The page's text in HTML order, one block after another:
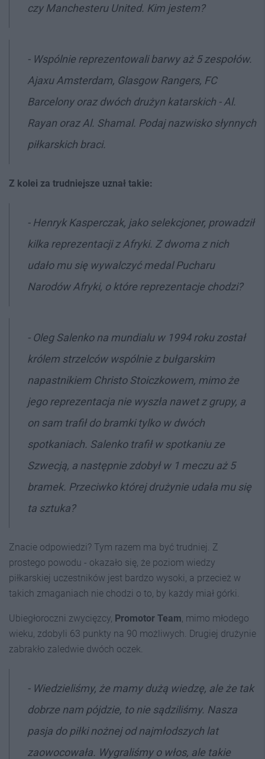
czy Manchesteru United. Kim jestem?
- Wspólnie reprezentowali barwy aż 5 zespołów.
Ajaxu Amsterdam, Glasgow Rangers, FC
Barcelony oraz dwóch drużyn katarskich - Al.
Rayan oraz Al. Shamal. Podaj nazwisko słynnych
piłkarskich braci.
Z kolei za trudniejsze uznał takie:
- Henryk Kasperczak, jako selekcjoner, prowadził
kilka reprezentacji z Afryki. Z dwoma z nich
udało mu się wywalczyć medal Pucharu
Narodów Afryki, o które reprezentacje chodzi?
- Oleg Salenko na mundialu w 1994 roku został
królem strzelców wspólnie z bułgarskim
napastnikiem Christo Stoiczkowem, mimo że
jego reprezentacja nie wyszła nawet z grupy, a
on sam trafił do bramki tylko w dwóch
spotkaniach. Salenko trafił w spotkaniu ze
Szwecją, a następnie zdobył w 1 meczu aż 5
bramek. Przeciwko której drużynie udała mu się
ta sztuka?
Znacie odpowiedzi? Tym razem ma być trudniej. Z
prostego powodu - okazało się, że poziom wiedzy
piłkarskiej uczestników jest bardzo wysoki, a przecież w
takich zmaganiach nie chodzi o to, by każdy miał górki.
Ubiegłoroczni zwycięzcy, Promotor Team, mimo młodego
wieku, zdobyli 63 punkty na 90 możliwych. Drugiej drużynie
zabrakło zaledwie dwóch oczek.
- Wiedzieliśmy, że mamy dużą wiedzę, ale że tak
dobrze nam pójdzie, to nie sądziliśmy. Nasza
pasja do piłki nożnej od najmłodszych lat
zaowocowała. Wygraliśmy o włos, ale takie